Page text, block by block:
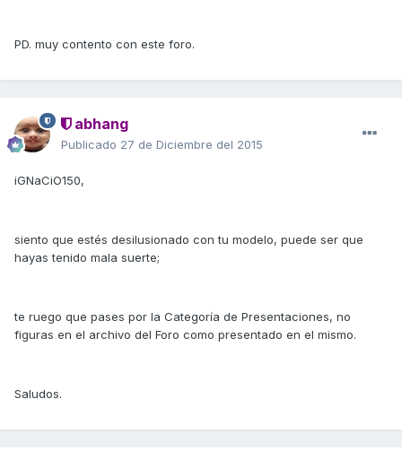
PD. muy contento con este foro.
abhang
Publicado 27 de Diciembre del 2015
iGNaCiO150,
siento que estés desilusionado con tu modelo, puede ser que
hayas tenido mala suerte;
te ruego que pases por la Categoría de Presentaciones, no
figuras en el archivo del Foro como presentado en el mismo.
Saludos.